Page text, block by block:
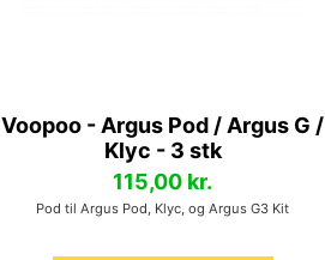
Voopoo - Argus Pod / Argus G /
Klyc - 3 stk
115,00 kr.
Pod til Argus Pod, Klyc, og Argus G3 Kit